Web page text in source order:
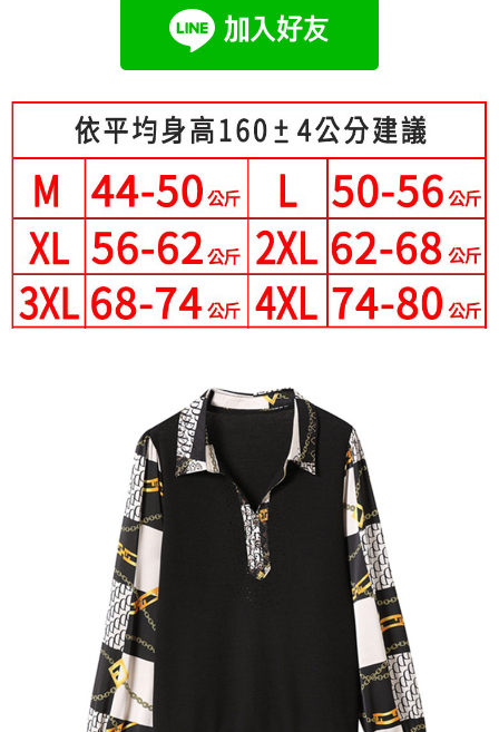
1.本服務由台灣大哥大提供，台灣大哥大用戶可立即使用無須另外申請。
2.付款方式選擇「大哥付你分期」，訂單成立後會自動跳轉到大哥付的交易
流程，驗證手機門號後，選擇欲分期的期數、繳款截止日，確認付款後即完
4.訂單成立30分鐘內，如未前往確認交易或遇審核未通過，訂單將自動取
消。如遇「轉專審核」未通過狀況，表示未達大哥付你分期系統評分，恕無
法說明評估內容。
1.分期款項不併入電信帳單，「大哥付你分期」於每月結算日後寄送繳費提
醒簡訊。
2.透過簡訊連結打開帳單後，可選擇「超商條碼／台灣大直營門市／銀行轉
帳／街口支付／iPASS MONEY」等通路繳費。
【注意事項】
1.本服務係由「台灣大哥大股份有限公司」（以下簡稱本公司）所提供，讓
用戶於交易時，得透過本服務購買商品或服務，並由商店將買賣／分期付款
資料（包含姓名、電話或地址）提供予台灣大哥大進項蒐集、處理及利用，
由本公司與您本人進行分期帳單所需資料之確認、核對及更正。
3.完整用戶服務條款，請詳閱以下連結：
https://oppay.tw/userRule
【關於「AFTEE先享後付」】
１．簡單：不需註冊會員、不需綁卡、不需儲值。
２．便利：只要手機號碼，簡訊認證，即可結帳。
３．安心：先確認商品／服務後，再付款。
【「AFTEE先享後付」結帳流程】
１．於結帳方式選擇「AFTEE先享後付」後，將跳轉至「AFTEE先享後付」
結帳頁面，進行簡訊認證並確認金額後，即可完成結帳。
２．訂單成立數日內，您將收到繳費通知簡訊。
３．收到繳費通知簡訊後14天內，點擊此簡訊中的連結，可透過四大超商／
ATM／網路銀行／等多元方式進行付款，方視為交易完成。
※ 請注意：結帳手續完成當下不需立刻繳費，但若您需要取消訂單，請聯絡
是否繳費成功／繳費後需取消欲退款等相關疑問，請聯繫「AFTEE先享後付
https://netprotections.freshdesk.com/support/home
１．透過由恩沛科技股份有限公司提供之「AFTEE先享後付」服務完成之交
易，需依本服務之必要範圍內提供個人資料，並將交易相關給付款項請求債
權轉讓予恩沛科技股份有限公司。
２．關於個人資料處理事宜，請瀏覽以下網址：
https://aftee.tw/terms/#terms3
３．未成年的使用者請事先徵得法定代理人或監護人之同意方可使用
「AFTEE先享後付」，若未經同意申辦者引起之損失，本公司不負相關責
４．使用「AFTEE先享後付」時，將依據個別帳號之用戶狀況，依本公司即
時審查核予不同之上限額度；若仍有額度不足之情形，本公司將視審查結果
請求用戶進行身份認證。
５．嚴禁一人註冊多個帳號或使用他人資訊註冊。若發現惡意使用之情形，
恩沛科技股份有限公司將有權停止該用戶之使用額度並採取法律行動。
相關說明
「Hami Point」為中華電信所提供之點數服務，可於會員專區綁定中華電信
會員帳號後，即可在購物車使用 Hami Point 折抵消費金額 (1點等於1元)。
ATM付款
運送方式
全家付款取貨
每筆NT$80，滿NT$699(含以上)免運費
付款後全家取貨
每筆NT$80，滿NT$699(含以上)免運費
每筆NT$80，滿NT$699(含以上)免運費
付款後7-11取貨
每筆NT$80，滿NT$699(含以上)免運費
每筆NT$70，滿NT$699(含以上)免運費
離島-郵局寄送
每筆NT$90，滿NT$699(含以上)免運費